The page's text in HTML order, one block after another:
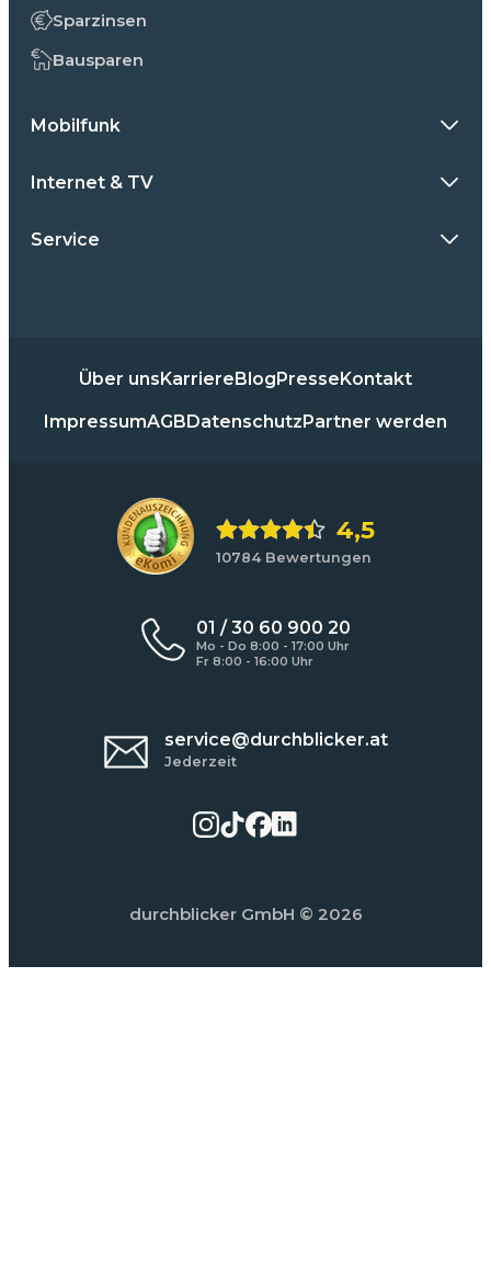
Sparzinsen
Bausparen
Mobilfunk
Internet & TV
Service
Über unsKarriereBlogPresseKontakt
ImpressumAGBDatenschutzPartner werden
4,5
10784 Bewertungen
01 / 30 60 900 20
Mo - Do 8:00 - 17:00 Uhr
Fr 8:00 - 16:00 Uhr
service@durchblicker.at
Jederzeit
durchblicker GmbH © 2026